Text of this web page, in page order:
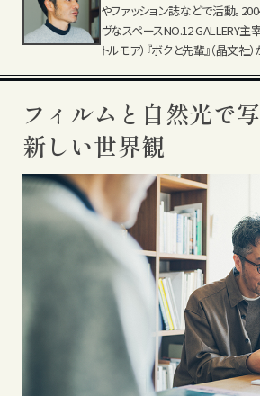
やファッション誌などで活動。
ヴなスペースNO.12 GALLERY主
トルモア）『ボクと先輩』（晶文社）
フィルムと自然光で写
新しい世界観